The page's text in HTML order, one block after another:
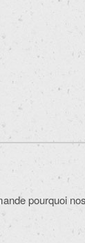
pourquoi